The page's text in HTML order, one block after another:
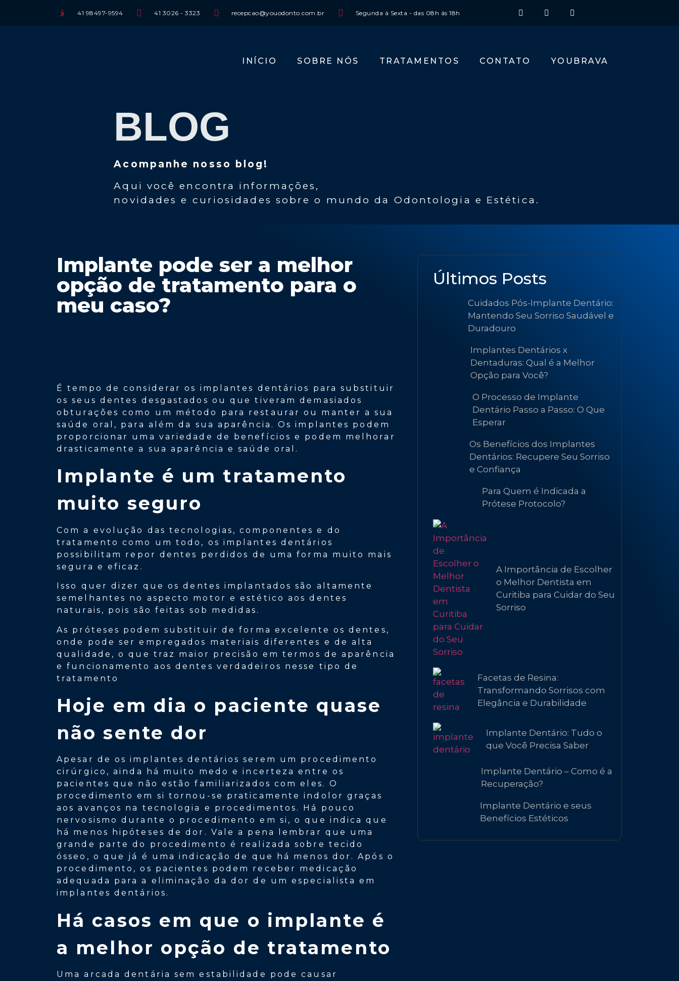
41 98497-9594 41 3026 - 3323 recepcao@youodonto.com.br Segunda à Sexta - das 08h ás 18h
INÍCIO SOBRE NÓS TRATAMENTOS CONTATO YOUBRAVA
BLOG
Acompanhe nosso blog!
Aqui você encontra informações,
novidades e curiosidades sobre o mundo da Odontologia e Estética.
Implante pode ser a melhor
opção de tratamento para o
meu caso?
É tempo de considerar os implantes dentários para substituir
os seus dentes desgastados ou que tiveram demasiados
obturações como um método para restaurar ou manter a sua
saúde oral, para além da sua aparência. Os implantes podem
proporcionar uma variedade de benefícios e podem melhorar
drasticamente a sua aparência e saúde oral.
Implante é um tratamento
muito seguro
Com a evolução das tecnologias, componentes e do
tratamento como um todo, os implantes dentários
possibilitam repor dentes perdidos de uma forma muito mais
segura e eficaz.
Isso quer dizer que os dentes implantados são altamente
semelhantes no aspecto motor e estético aos dentes
naturais, pois são feitas sob medidas.
As próteses podem substituir de forma excelente os dentes,
onde pode ser empregados materiais diferentes e de alta
qualidade, o que traz maior precisão em termos de aparência
e funcionamento aos dentes verdadeiros nesse tipo de
tratamento
Hoje em dia o paciente quase
não sente dor
Apesar de os implantes dentários serem um procedimento
cirúrgico, ainda há muito medo e incerteza entre os
pacientes que não estão familiarizados com eles. O
procedimento em si tornou-se praticamente indolor graças
aos avanços na tecnologia e procedimentos. Há pouco
nervosismo durante o procedimento em si, o que indica que
há menos hipóteses de dor. Vale a pena lembrar que uma
grande parte do procedimento é realizada sobre tecido
ósseo, o que já é uma indicação de que há menos dor. Após o
procedimento, os pacientes podem receber medicação
adequada para a eliminação da dor de um especialista em
implantes dentários.
Há casos em que o implante é
a melhor opção de tratamento
Uma arcada dentária sem estabilidade pode causar
Últimos Posts
Cuidados Pós-Implante Dentário:
Mantendo Seu Sorriso Saudável e
Duradouro
Implantes Dentários x
Dentaduras: Qual é a Melhor
Opção para Você?
O Processo de Implante
Dentário Passo a Passo: O Que
Esperar
Os Benefícios dos Implantes
Dentários: Recupere Seu Sorriso
e Confiança
Para Quem é Indicada a
Prótese Protocolo?
A Importância de Escolher
o Melhor Dentista em
Curitiba para Cuidar do Seu
Sorriso
Facetas de Resina:
Transformando Sorrisos com
Elegância e Durabilidade
Implante Dentário: Tudo o
que Você Precisa Saber
Implante Dentário – Como é a
Recuperação?
Implante Dentário e seus
Benefícios Estéticos